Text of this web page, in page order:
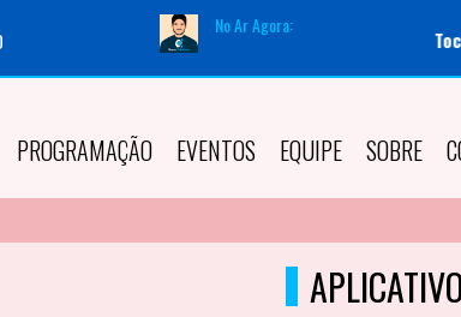
No Ar Agora:
Tocando
PROGRAMAÇÃO EVENTOS EQUIPE SOBRE